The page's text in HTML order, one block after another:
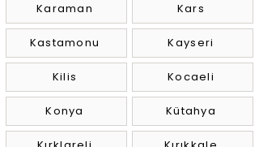
Karaman
Kastamonu
Kilis
Konya
Kars
Kayseri
Kocaeli
Kütahya